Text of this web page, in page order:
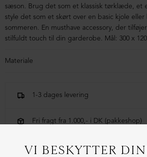
sæson. Brug det som et klassisk tørklæde, et
style det som et skørt over en basic kjole eller
sommeren. En musthave accessory, der
stilfuldt touch til din garderobe. Mål: 300 x
Materiale
1-3 dages levering
Fri fragt fra 1.000,- i DK (pakkeshop)
Ekstraordinær kvalitet - produceret i